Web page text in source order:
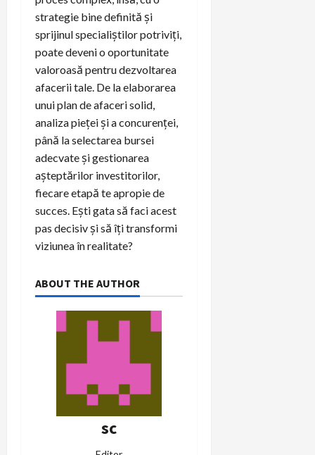
strategie bine definită și
sprijinul specialiștilor potriviți,
poate deveni o oportunitate
valoroasă pentru dezvoltarea
afacerii tale. De la elaborarea
unui plan de afaceri solid,
analiza pieței și a concurenței,
până la selectarea bursei
adecvate și gestionarea
așteptărilor investitorilor,
fiecare etapă te apropie de
succes. Ești gata să faci acest
pas decisiv și să îți transformi
viziunea în realitate?
ABOUT THE AUTHOR
sc